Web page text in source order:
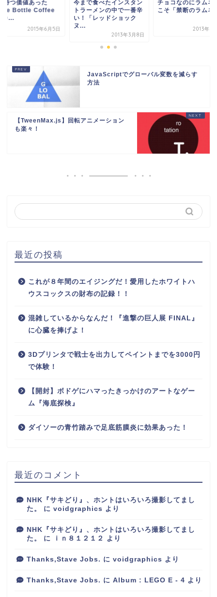
待つ価値あった
Bottle Coffee
カ...
2015年6月5日
今まで食べたインスタン
トラーメンの中で一番辛
い！「レッドショック
ヌ...
2013年3月8日
チョコなのにラムネ
こそ「禁断のラムネ
2013年8
JavaScriptでグローバル変数を減らす
方法
【TweenMax.js】回転アニメーション
も楽々！
最近の投稿
これが８年間のエイジングだ！愛用したホワイトハ
ウスコックスの財布の記録！！
混雑しているからなんだ！『進撃の巨人展 FINAL』
に心臓を捧げよ！
3Dプリンタで戦士を出力してペイントまでを3000円
で体験！
【開封】ボドゲにハマったきっかけのアートなゲー
ム『海底探検』
ダイソーの青竹踏みで足底筋膜炎に効果あった！
最近のコメント
NHK『サキどり』、ホントはいろいろ撮影してまし
た。
に voidgraphics より
NHK『サキどり』、ホントはいろいろ撮影してまし
た。
に ｉｎ８１２１２ より
Thanks,Stave Jobs. に voidgraphics より
Thanks,Stave Jobs. に Album : LEGO E - 4 より